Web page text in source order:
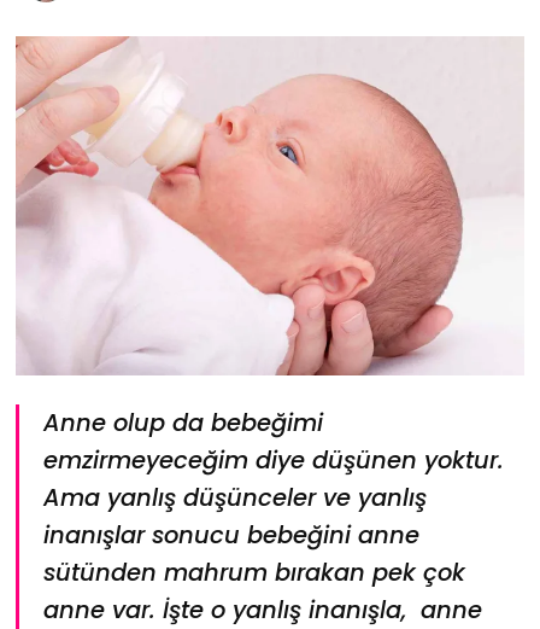
Anne olup da bebeğimi
emzirmeyeceğim diye düşünen yoktur.
Ama yanlış düşünceler ve yanlış
inanışlar sonucu bebeğini anne
sütünden mahrum bırakan pek çok
anne var. İşte o yanlış inanışla, anne